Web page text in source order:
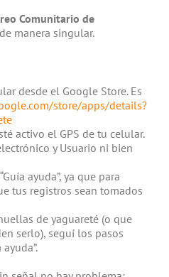
Comunitario de
manera singular.
desde el Google Store. Es
store/apps/details?
activo el GPS de tu celular.
y Usuario ni bien
ayuda”, ya que para
tus registros sean tomados
de yaguareté (o que
serlo), seguí los pasos